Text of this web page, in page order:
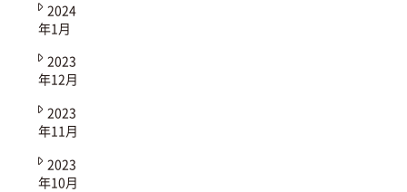
2024
年1月
2023
年12月
2023
年11月
2023
年10月